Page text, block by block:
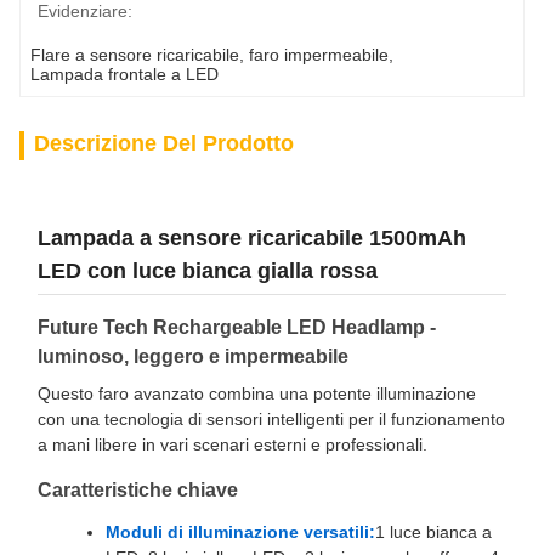
Evidenziare:
Flare a sensore ricaricabile faro impermeabile
Lampada frontale a LED
Descrizione Del Prodotto
Lampada a sensore ricaricabile 1500mAh
LED con luce bianca gialla rossa
Future Tech Rechargeable LED Headlamp -
luminoso, leggero e impermeabile
Questo faro avanzato combina una potente illuminazione
con una tecnologia di sensori intelligenti per il funzionamento
a mani libere in vari scenari esterni e professionali.
Caratteristiche chiave
Moduli di illuminazione versatili:1 luce bianca a